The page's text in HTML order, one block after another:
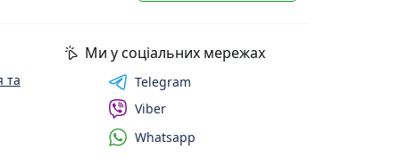
та
Ми у соціальних мережах
Telegram
Viber
Whatsapp